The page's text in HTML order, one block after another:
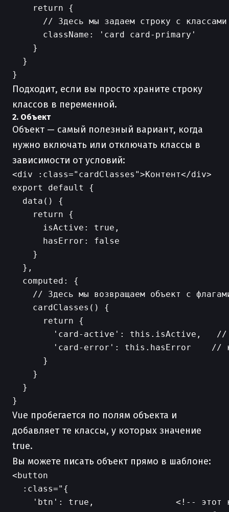
    return {
      // Здесь мы задаем строку с классами
      className: 'card card-primary'
    }
  }
Подходит, если вы просто храните строку
классов в переменной.
2. Объект
Объект — самый полезный вариант, когда
нужно включать или отключать классы в
зависимости от условий:
export default {
  data() {
    return {
      isActive: true,
      hasError: false
    }
  },
  computed: {
// Здесь мы возвращаем объект с
    cardClasses() {
      return {
'card-active': this.isActive,
'card-error': this.hasError    //
      }
    }
  }
Vue пробегается по полям объекта и
добавляет те классы, у которых значение
true.
Вы можете писать объект прямо в шаблоне:
<button
  :class="{
'btn': true,                <!-- этот